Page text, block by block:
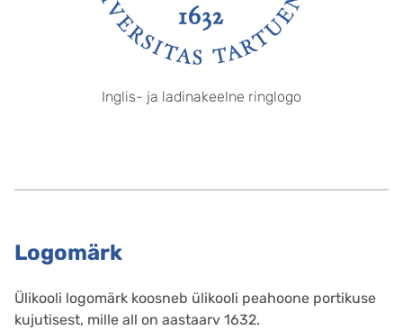
Inglis- ja ladinakeelne ringlogo
Logomärk
Ülikooli logomärk koosneb ülikooli peahoone portikuse
kujutisest, mille all on aastaarv 1632.